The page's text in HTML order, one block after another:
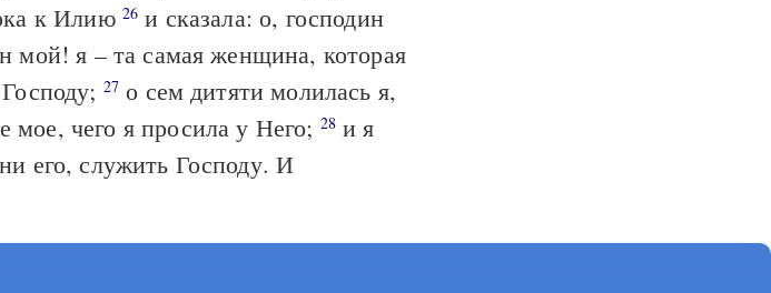
к Илию 26 и сказала: о, господин
мой! я – та самая женщина, которая
27 о сем дитяти молилась я,
чего я просила у Него; 28и я
его, служить Господу. И